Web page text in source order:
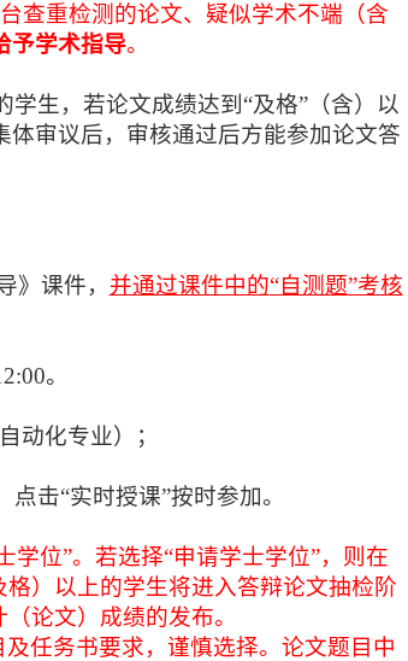
查重检测的论文、疑似学术不端（含
予学术指导。
学生，若论文成绩达到“及格”（含）以
体审议后，审核通过后方能参加论文答
》课件， 并通过课件中的“自测题”考核
。
动化专业）；
击“实时授课”按时参加。
学位”。若选择“申请学士学位”，则在
）以上的学生将进入答辩论文抽检阶
论文）成绩的发布。
任务书要求，谨慎选择。论文题目中